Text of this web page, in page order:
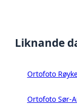
Liknande
Ortofoto
Ortofoto Sør-